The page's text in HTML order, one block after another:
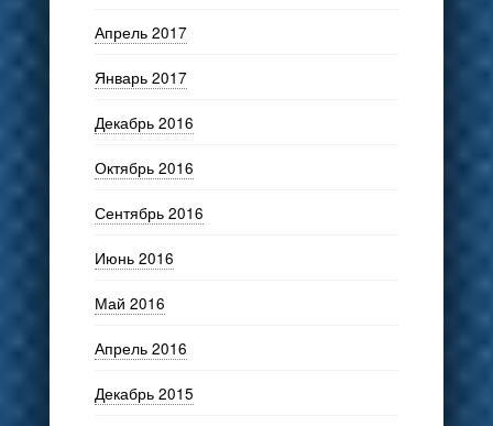
Апрель 2017
Январь 2017
Декабрь 2016
Октябрь 2016
Сентябрь 2016
Июнь 2016
Май 2016
Апрель 2016
Декабрь 2015